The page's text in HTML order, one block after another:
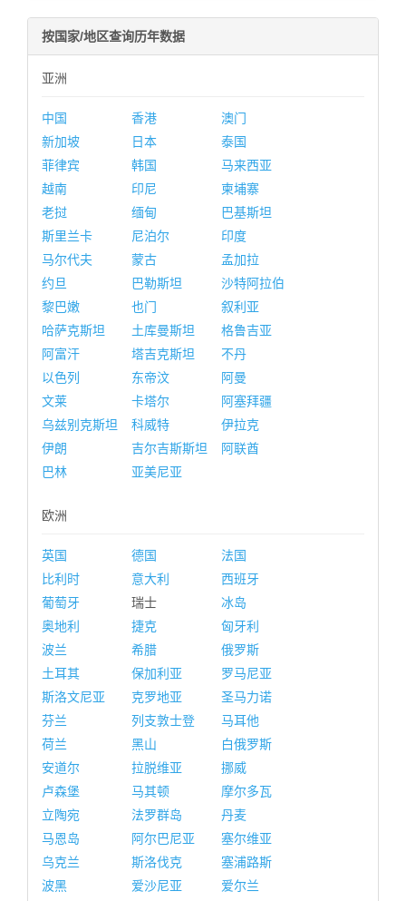
按国家/地区查询历年数据
亚洲
中国 香港
澳门
新加坡
日本
泰国
菲律宾
韩国
马来西亚
越南
印尼
柬埔寨
老挝
缅甸
巴基斯坦
斯里兰卡
尼泊尔
印度
马尔代夫
蒙古
孟加拉
约旦
巴勒斯坦
沙特阿拉伯
黎巴嫩
也门
叙利亚
哈萨克斯坦
土库曼斯坦
格鲁吉亚
阿富汗
塔吉克斯坦
不丹
以色列
东帝汶
阿曼
文莱
卡塔尔
阿塞拜疆
乌兹别克斯坦
科威特
伊拉克
伊朗
吉尔吉斯斯坦
阿联酋
巴林
亚美尼亚
欧洲
英国 德国
法国
比利时
意大利
西班牙
葡萄牙
瑞士
冰岛
奥地利
捷克
匈牙利
波兰
希腊
俄罗斯
土耳其
保加利亚
罗马尼亚
斯洛文尼亚
克罗地亚
圣马力诺
芬兰
列支敦士登
马耳他
荷兰
黑山
白俄罗斯
安道尔
拉脱维亚
挪威
卢森堡
马其顿
摩尔多瓦
立陶宛
法罗群岛
丹麦
马恩岛
阿尔巴尼亚
塞尔维亚
乌克兰
斯洛伐克
塞浦路斯
波黑
爱沙尼亚
爱尔兰